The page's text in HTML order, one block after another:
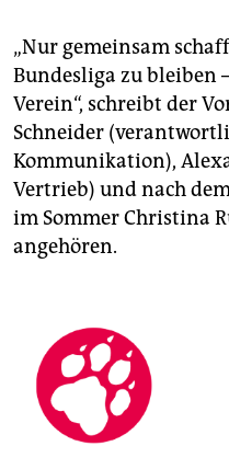
„Nur gemeinsam
Bundesliga zu bleiben
Verein“, schreibt der
Schneider
Kommunikation),
Vertrieb) und nach
im Sommer Christina
angehören.